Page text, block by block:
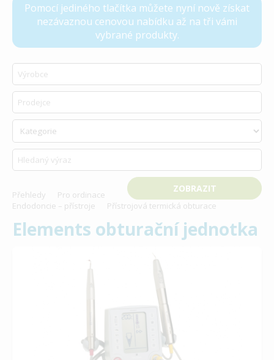
Pomocí jediného tlačítka můžete nyní nově získat
nezávaznou cenovou nabídku až na tři vámi
vybrané produkty.
Přehledy
Pro ordinace
Endodoncie – přístroje
Přístrojová termická obturace
Elements obturační jednotka